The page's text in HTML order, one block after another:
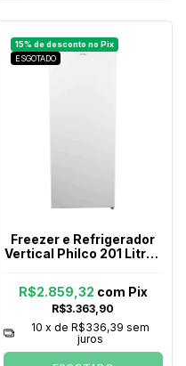
ESGOTADO
Freezer e Refrigerador
Vertical Philco 201 Litros
R$3.363,90
R$2.859,32 com Pix
10 x de R$336,39 sem
juros